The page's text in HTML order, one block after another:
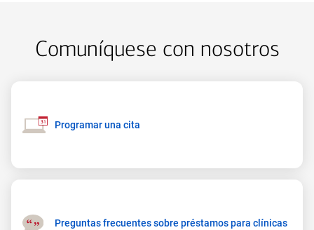
Comuníquese con nosotros
Programar una cita
Preguntas frecuentes sobre préstamos para clínicas